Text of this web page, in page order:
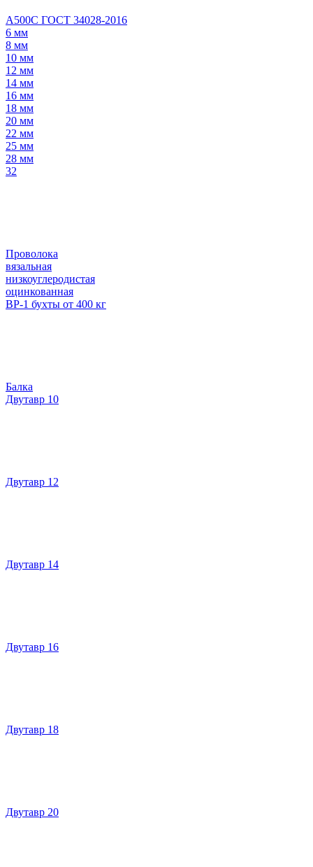
А500С ГОСТ 34028-2016
6 мм
8 мм
10 мм
12 мм
14 мм
16 мм
18 мм
20 мм
22 мм
25 мм
28 мм
32
Проволока
вязальная
низкоуглеродистая
оцинкованная
ВР-1 бухты от 400 кг
Балка
Двутавр 10
Двутавр 12
Двутавр 14
Двутавр 16
Двутавр 18
Двутавр 20